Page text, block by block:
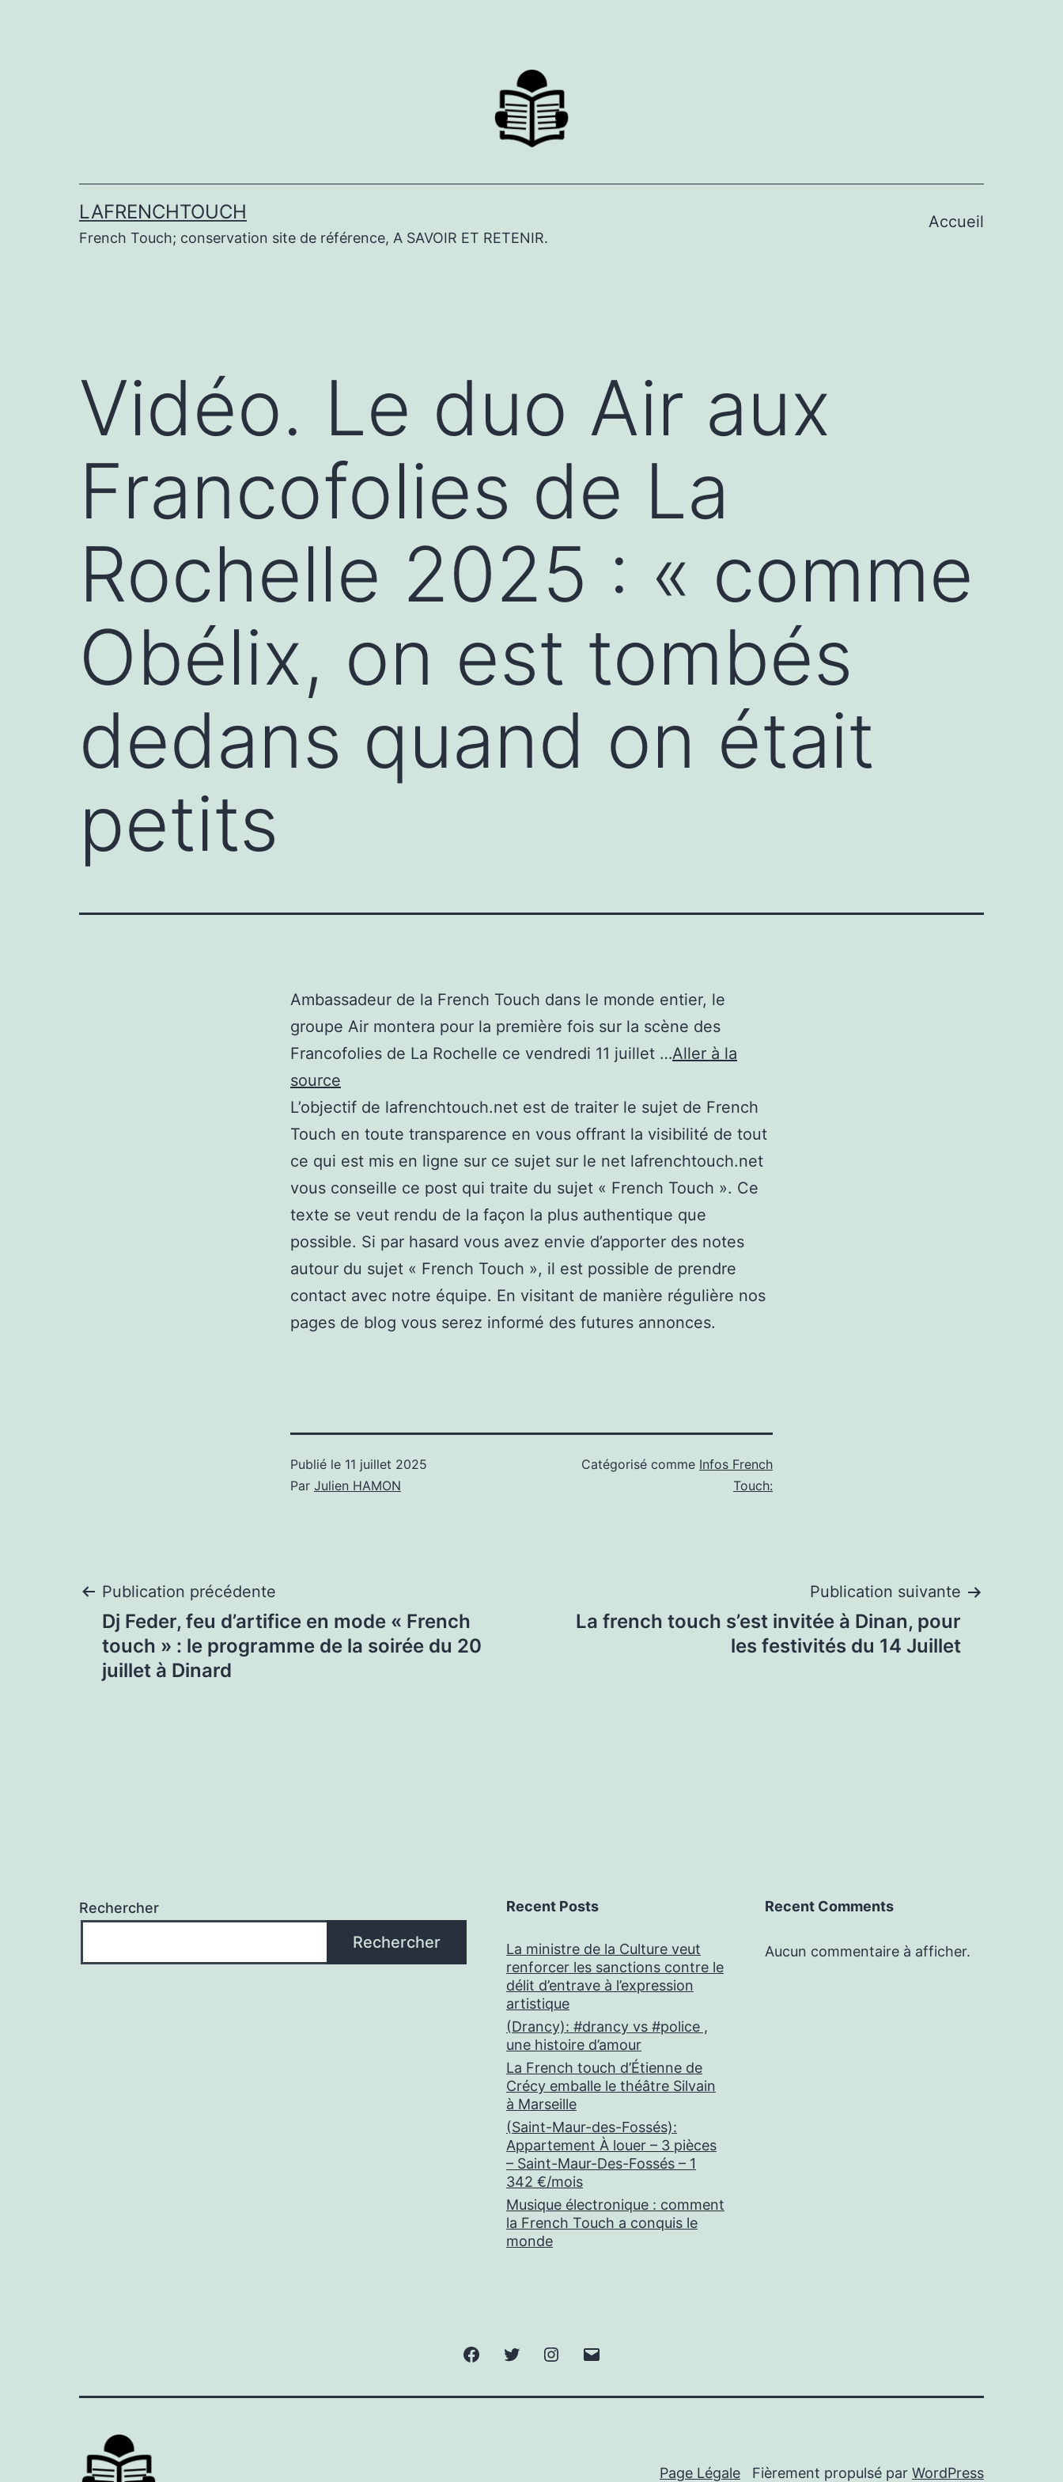
LAFRENCHTOUCH
French Touch; conservation site de référence, A SAVOIR ET RETENIR.
Accueil
Vidéo. Le duo Air aux
Francofolies de La
Rochelle 2025 : « comme
Obélix, on est tombés
dedans quand on était
petits
Ambassadeur de la French Touch dans le monde entier, le
groupe Air montera pour la première fois sur la scène des
Francofolies de La Rochelle ce vendredi 11 juillet …Aller à la
source
L’objectif de lafrenchtouch.net est de traiter le sujet de French
Touch en toute transparence en vous offrant la visibilité de tout
ce qui est mis en ligne sur ce sujet sur le net lafrenchtouch.net
vous conseille ce post qui traite du sujet « French Touch ». Ce
texte se veut rendu de la façon la plus authentique que
possible. Si par hasard vous avez envie d’apporter des notes
autour du sujet « French Touch », il est possible de prendre
contact avec notre équipe. En visitant de manière régulière nos
pages de blog vous serez informé des futures annonces.
Publié le 11 juillet 2025
Par Julien HAMON
Catégorisé comme Infos French
Touch:
Navigation
de
Publication précédente
Dj Feder, feu d’artifice en mode « French
touch » : le programme de la soirée du 20
juillet à Dinard
Publication suivante
La french touch s’est invitée à Dinan, pour
les festivités du 14 Juillet
Rechercher
Rechercher
Recent Posts
La ministre de la Culture veut
renforcer les sanctions contre le
délit d’entrave à l’expression
artistique
(Drancy): #drancy vs #police ,
une histoire d’amour
La French touch d’Étienne de
Crécy emballe le théâtre Silvain
à Marseille
(Saint-Maur-des-Fossés):
Appartement À louer – 3 pièces
– Saint-Maur-Des-Fossés – 1
342 €/mois
Musique électronique : comment
la French Touch a conquis le
monde
Recent Comments
Aucun commentaire à afficher.
FacebookTwitter Instagram
Page Légale Fièrement propulsé par WordPress